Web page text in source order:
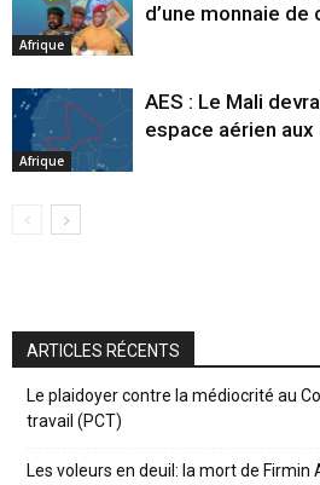
Afrique
d’une monnaie de
Afrique
AES : Le Mali
espace aérien
ARTICLES RÉCENTS
Le plaidoyer contre la médiocrité au
travail (PCT)
Les voleurs en deuil: la mort de Firmin